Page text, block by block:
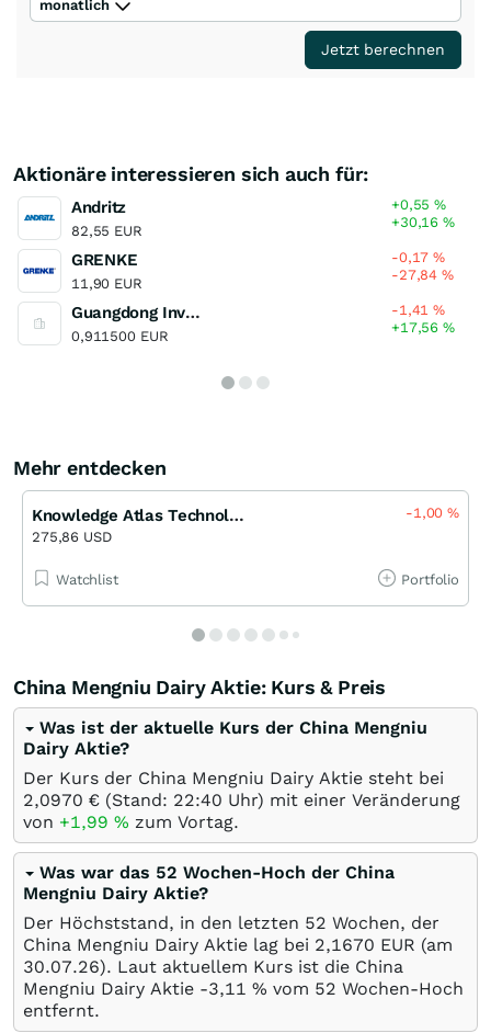
monatlich
Jetzt berechnen
Aktionäre interessieren sich auch für:
Andritz
82,55 EUR
+0,55%
+30,16%
GRENKE
11,90 EUR
-0,17%
-27,84%
Guangdong Investment
0,911500 EUR
-1,41%
+17,56%
Mehr entdecken
Knowledge Atlas Technology Joint Stock Company Limited (H)
275,86 USD
-1,00%
Watchlist Portfolio
China Mengniu Dairy Aktie: Kurs & Preis
Was ist der aktuelle Kurs der China Mengniu
Dairy Aktie?
Der Kurs der China Mengniu Dairy Aktie steht bei
2,0970 € (Stand: 22:40 Uhr) mit einer Veränderung
von +1,99 % zum Vortag.
Was war das 52 Wochen-Hoch der China
Mengniu Dairy Aktie?
Der Höchststand, in den letzten 52 Wochen, der
China Mengniu Dairy Aktie lag bei 2,1670 EUR (am
30.07.26). Laut aktuellem Kurs ist die China
Mengniu Dairy Aktie -3,11 % vom 52 Wochen-Hoch
entfernt.